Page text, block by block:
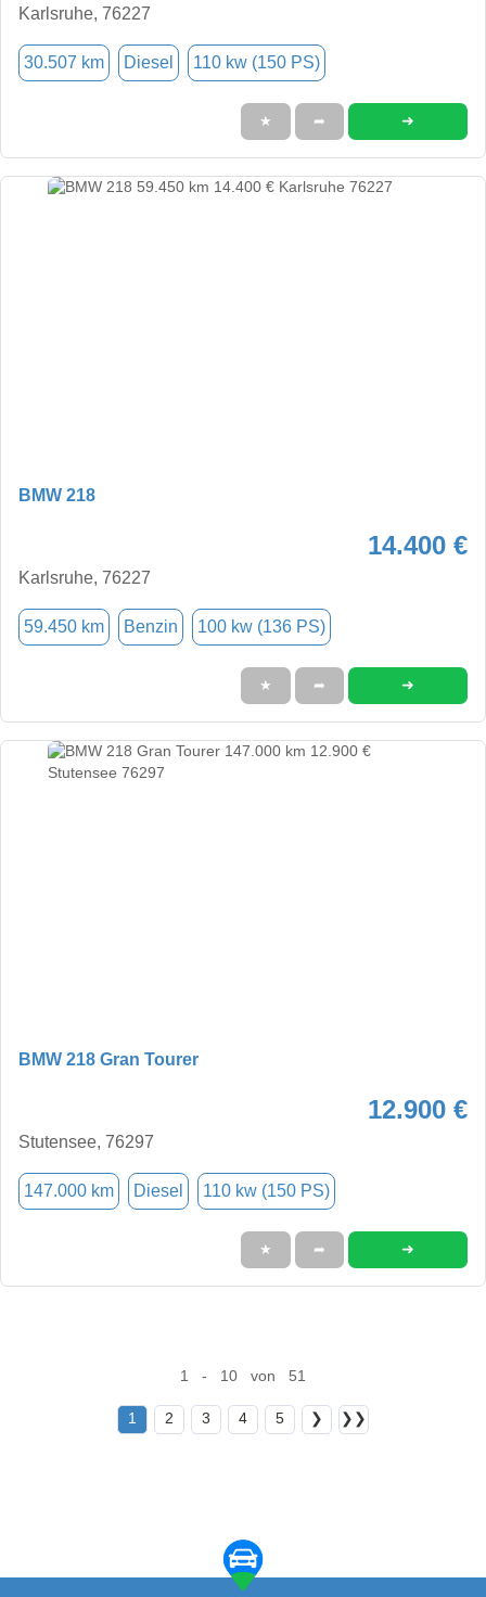
Karlsruhe, 76227
30.507 km Diesel 110 kw (150 PS)
★ ➦ ➜
BMW 218
14.400 €
Karlsruhe, 76227
59.450 km Benzin 100 kw (136 PS)
★ ➦ ➜
BMW 218 Gran Tourer
12.900 €
Stutensee, 76297
147.000 km Diesel 110 kw (150 PS)
★ ➦ ➜
1 - 10 von 51
1 2 3 4 5 ❯ ❯❯